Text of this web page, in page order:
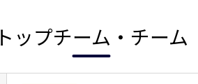
トップチーム・チーム